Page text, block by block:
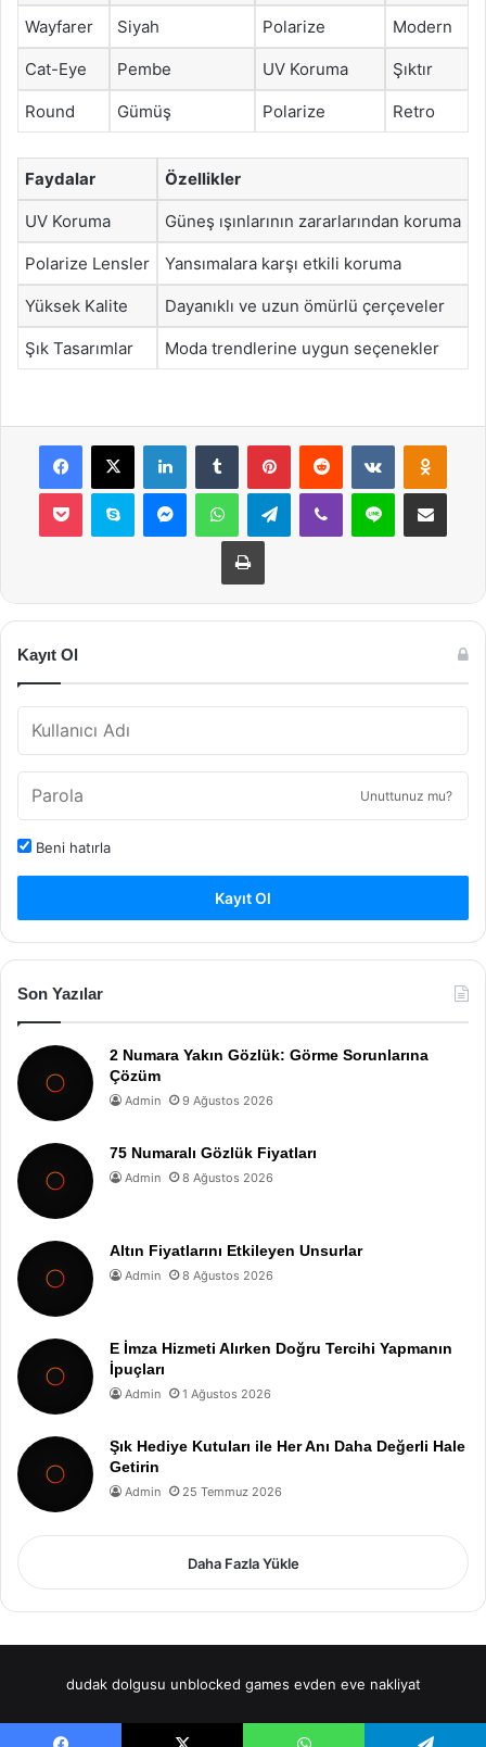
Wayfarer Siyah Polarize Modern
Cat-Eye Pembe UV Koruma Şıktır
Round Gümüş Polarize Retro
Faydalar Özellikler
UV Koruma Güneş ışınlarının zararlarından koruma
Polarize Lensler Yansımalara karşı etkili koruma
Yüksek Kalite Dayanıklı ve uzun ömürlü çerçeveler
Şık Tasarımlar Moda trendlerine uygun seçenekler
Facebook
X LinkedInTumblr PinterestReddit VKontakte
Pocket Skype MessengerWhatsAppTelegramViber Line E-Posta ile
Yazdır
Kayıt Ol
Unuttunuz mu?
Beni hatırla
Kayıt Ol
Son Yazılar
2 Numara Yakın Gözlük: Görme Sorunlarına
Çözüm
Admin 9 Ağustos 2026
75 Numaralı Gözlük Fiyatları
Admin 8 Ağustos 2026
Altın Fiyatlarını Etkileyen Unsurlar
Admin 8 Ağustos 2026
E İmza Hizmeti Alırken Doğru Tercihi Yapmanın
İpuçları
Admin 1 Ağustos 2026
Şık Hediye Kutuları ile Her Anı Daha Değerli Hale
Getirin
Admin 25 Temmuz 2026
Daha Fazla Yükle
dudak dolgusu unblocked games evden eve nakliyat